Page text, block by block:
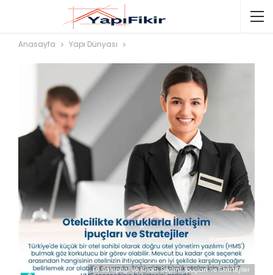
Anasayfa Yapı Dünyası
Ev Sahipliği ve Kiracı Seçimi: İpuçları ve Stratejiler